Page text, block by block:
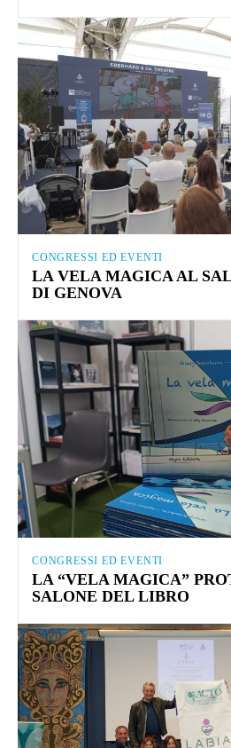
CONGRESSI ED EVENTI
LA VELA MAGICA AL
DI GENOVA
CONGRESSI ED EVENTI
LA “VELA MAGICA”
SALONE DEL LIBRO